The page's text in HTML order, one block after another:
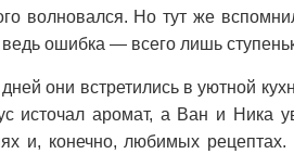
волновался. Но тут же
ошибка — всего лишь
они встретились в уютной
источал аромат, а Ван и Ника
и, конечно, любимых